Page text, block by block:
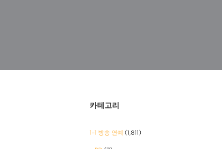
카테고리
1-1 방송 연예 (1,811)